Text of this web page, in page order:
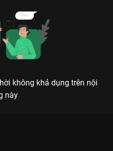
không khả dụng trên nội
này